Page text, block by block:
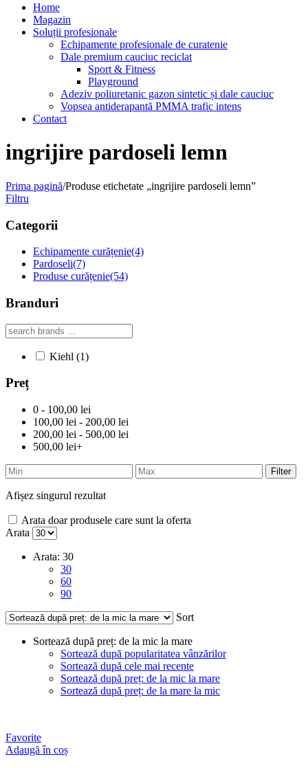
Home
Magazin
Soluții profesionale
Echipamente profesionale de curatenie
Dale premium cauciuc reciclat
Sport & Fitness
Playground
Adeziv poliuretanic gazon sintetic și dale cauciuc
Vopsea antiderapantă PMMA trafic intens
Contact
ingrijire pardoseli lemn
Prima pagină/Produse etichetate „ingrijire pardoseli lemn”
Filtru
Categorii
Echipamente curățenie(4)
Pardoseli(7)
Produse curățenie(54)
Branduri
Kiehl (1)
Preț
0 - 100,00 lei
100,00 lei - 200,00 lei
200,00 lei - 500,00 lei
500,00 lei+
Filter
Afișez singurul rezultat
Arata doar produsele care sunt la oferta
Arata
Arata: 30
30
60
90
Sort
Sortează după preț: de la mic la mare
Sortează după popularitatea vânzărilor
Sortează după cele mai recente
Sortează după preț: de la mic la mare
Sortează după preț: de la mare la mic
Favorite
Adaugă în coș